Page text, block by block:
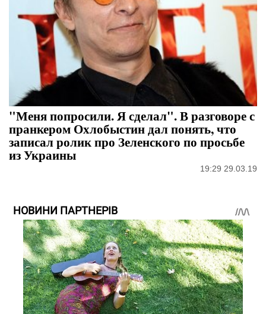
"Меня попросили. Я сделал". В разговоре с
пранкером Охлобыстин дал понять, что
записал ролик про Зеленского по просьбе
из Украины
19:29 29.03.19
НОВИНИ ПАРТНЕРІВ